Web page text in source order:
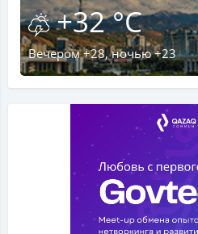
+32 °C
Вечером +28, ночью +23